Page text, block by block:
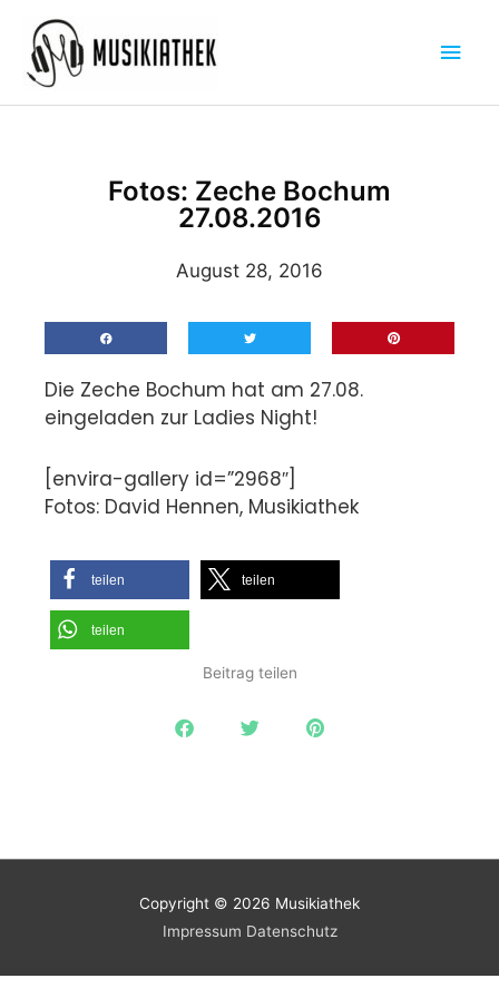
Inhalt
springen
Fotos: Zeche Bochum
27.08.2016
August 28, 2016
Die Zeche Bochum hat am 27.08.
eingeladen zur Ladies Night!
[envira-gallery id=”2968″]
Fotos: David Hennen, Musikiathek
teilen teilen
teilen
Beitrag teilen
Copyright © 2026 Musikiathek
Impressum Datenschutz